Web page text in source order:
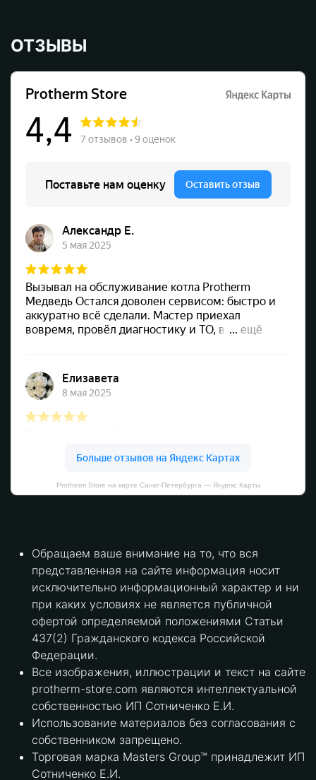
ОТЗЫВЫ
Protherm Store на карте Санкт‑Петербурга — Яндекс Карты
Обращаем ваше внимание на то, что вся
представленная на сайте информация носит
исключительно информационный характер и ни
при каких условиях не является публичной
офертой определяемой положениями Статьи
437(2) Гражданского кодекса Российской
Федерации.
Все изображения, иллюстрации и текст на сайте
protherm-store.com являются интеллектуальной
собственностью ИП Сотниченко Е.И.
Использование материалов без согласования с
собственником запрещено.
Торговая марка Masters Group™ принадлежит ИП
Сотниченко Е.И.